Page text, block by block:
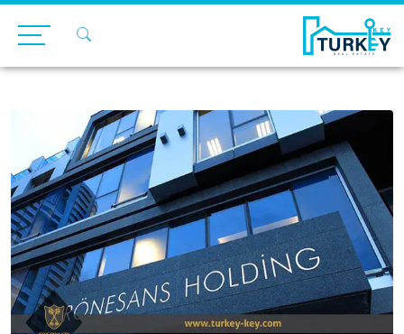
Skip
content